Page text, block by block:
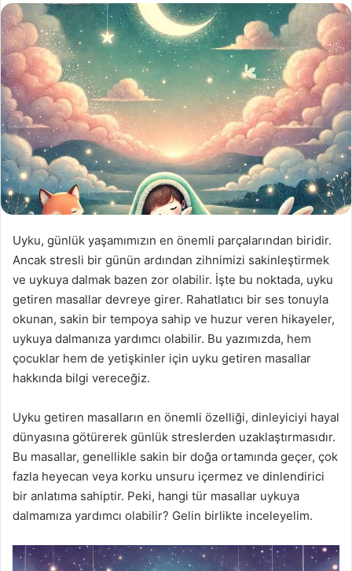
Uyku, günlük yaşamımızın en önemli parçalarından biridir.
Ancak stresli bir günün ardından zihnimizi sakinleştirmek
ve uykuya dalmak bazen zor olabilir. İşte bu noktada, uyku
getiren masallar devreye girer. Rahatlatıcı bir ses tonuyla
okunan, sakin bir tempoya sahip ve huzur veren hikayeler,
uykuya dalmanıza yardımcı olabilir. Bu yazımızda, hem
çocuklar hem de yetişkinler için uyku getiren masallar
hakkında bilgi vereceğiz.
Uyku getiren masalların en önemli özelliği, dinleyiciyi hayal
dünyasına götürerek günlük streslerden uzaklaştırmasıdır.
Bu masallar, genellikle sakin bir doğa ortamında geçer, çok
fazla heyecan veya korku unsuru içermez ve dinlendirici
bir anlatıma sahiptir. Peki, hangi tür masallar uykuya
dalmamıza yardımcı olabilir? Gelin birlikte inceleyelim.